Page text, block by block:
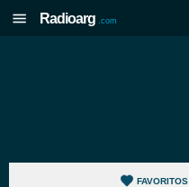
Radioarg .com
FAVORITOS